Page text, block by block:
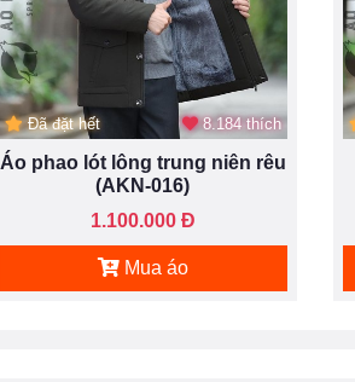
Đã đặt hết 8.184 thích
Áo phao lót lông trung niên rêu
(AKN-016)
1.100.000 Đ
Mua áo